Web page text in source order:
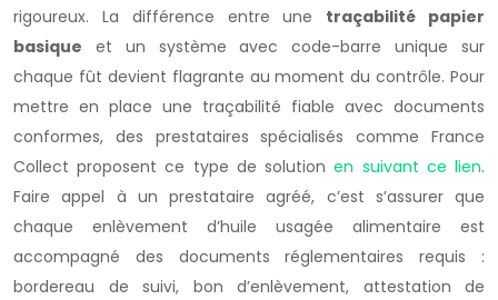
rigoureux. La différence entre une traçabilité papier
basique et un système avec code-barre unique sur
chaque fût devient flagrante au moment du contrôle. Pour
mettre en place une traçabilité fiable avec documents
conformes, des prestataires spécialisés comme France
Collect proposent ce type de solutionen suivant ce lien.
Faire appel à un prestataire agréé, c’est s’assurer que
chaque enlèvement d’huile usagée alimentaire est
accompagné des documents réglementaires requis :
bordereau de suivi, bon d’enlèvement, attestation de